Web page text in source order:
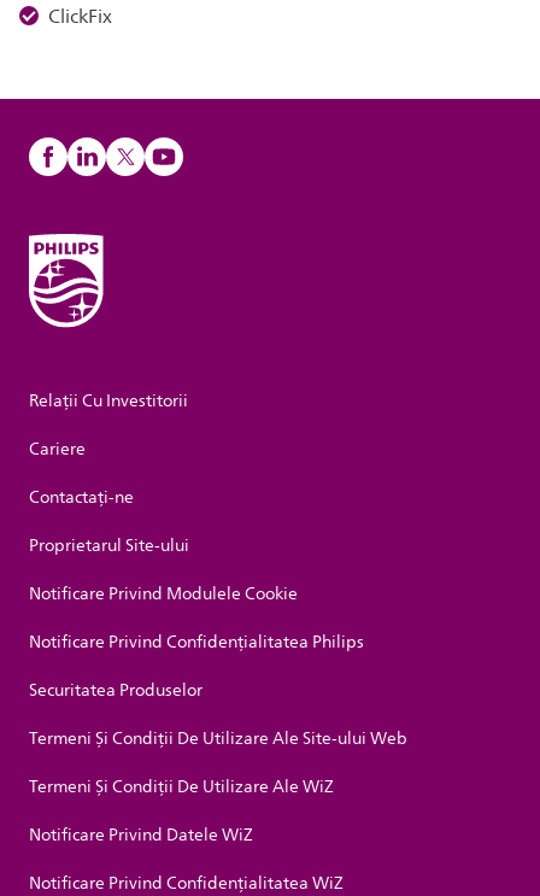
ClickFix
Relații Cu Investitorii
Cariere
Contactaţi-ne
Proprietarul Site-ului
Notificare Privind Modulele Cookie
Notificare Privind Confidențialitatea Philips
Securitatea Produselor
Termeni Și Condiții De Utilizare Ale Site-ului Web
Termeni Și Condiții De Utilizare Ale WiZ
Notificare Privind Datele WiZ
Notificare Privind Confidențialitatea WiZ